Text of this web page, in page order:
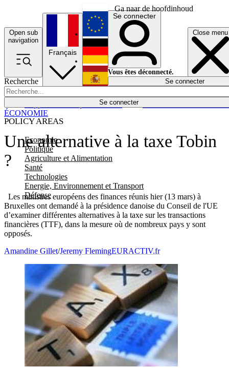
Ga naar de hoofdinhoud
Open sub
navigation
Close menu
Recherche
Se connecter
POLICY AREAS
Economie
Politique
Agriculture et Alimentation
Santé
Technologies
Energie, Environnement et Transport
Défense
Économie
Français
English
Deutsch
Español
Se connecter
Vous êtes déconnecté.
Se connecter
Une alternative à la taxe Tobin
?
Les ministres européens des finances réunis hier (13 mars) à
Bruxelles ont demandé à la présidence danoise du Conseil de l'UE
d’examiner différentes alternatives à la taxe sur les transactions
financières (TTF), dans la mesure où de nombreux pays y sont
opposés.
ÉCONOMIE
Amandine Gillet/Jeremy FlemingEURACTIV.fr